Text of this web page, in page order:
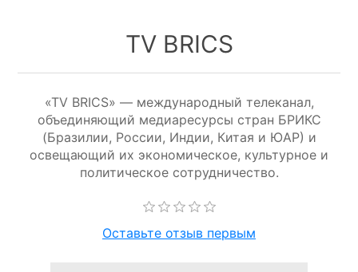
TV BRICS
«TV BRICS» — международный телеканал,
объединяющий медиаресурсы стран БРИКС
(Бразилии, России, Индии, Китая и ЮАР) и
освещающий их экономическое, культурное и
политическое сотрудничество.
Оставьте отзыв первым